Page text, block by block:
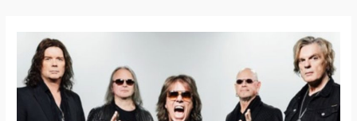
Europe
annonce
l’album
« Come